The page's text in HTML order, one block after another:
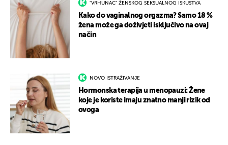
"VRHUNAC" ŽENSKOG SEKSUALNOG ISKUSTVA
Kako do vaginalnog orgazma? Samo 18 %
žena može ga doživjeti isključivo na ovaj
način
NOVO ISTRAŽIVANJE
Hormonska terapija u menopauzi: Žene
koje je koriste imaju znatno manji rizik od
ovoga